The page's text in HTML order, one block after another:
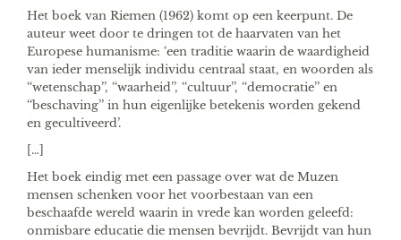
Het boek van Riemen (1962) komt op een keerpunt. De
auteur weet door te dringen tot de haarvaten van het
Europese humanisme: ‘een traditie waarin de waardigheid
van ieder menselijk individu centraal staat, en woorden als
‘‘wetenschap’’, ‘‘waarheid’’, ‘‘cultuur’’, ‘‘democratie’’ en
‘‘beschaving’’ in hun eigenlijke betekenis worden gekend
en gecultiveerd’.
[…]
Het boek eindig met een passage over wat de Muzen
mensen schenken voor het voorbestaan van een
beschaafde wereld waarin in vrede kan worden geleefd:
onmisbare educatie die mensen bevrijdt. Bevrijdt van hun